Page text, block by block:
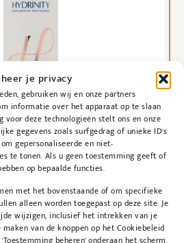
je privacy
gebruiken wij en onze partners
informatie over het apparaat op te slaan
voor deze technologieën stelt ons en onze
gegevens zoals surfgedrag of unieke ID's
gepersonaliseerde en niet-
te tonen. Als u geen toestemming geeft of
op bepaalde functies.
met het bovenstaande of om specifieke
alleen worden toegepast op deze site. Je
wijzigen, inclusief het intrekken van je
van de knoppen op het Cookiebeleid
beheren' onderaan het scherm.
spray